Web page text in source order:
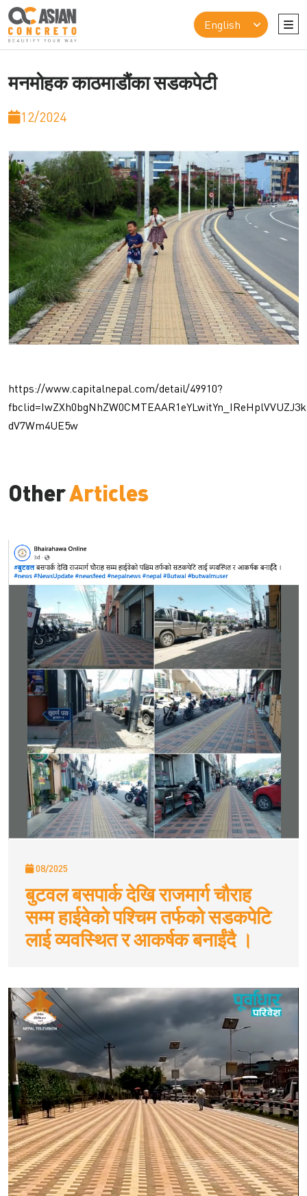
मनमोहक काठमाडौंका सडकपेटी
12/2024
https://www.capitalnepal.com/detail/49910?
dV7Wm4UE5w
OtherArticles
08/2025
बुटवल बसपार्क देखि राजमार्ग चौराह
सम्म हाईवेको पश्चिम तर्फको सडकपेटि
लाई व्यवस्थित र आकर्षक बनाईंदै ।